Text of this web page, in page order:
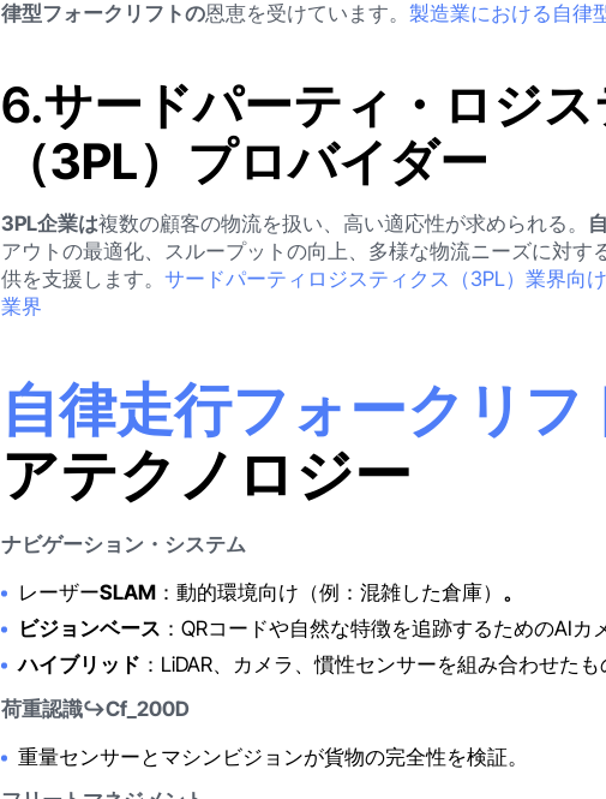
律型フォークリフトの恩恵を受けています。製造業における自律
6.サードパーティ・ロジ
（3PL）プロバイダー
3PL企業は複数の顧客の物流を扱い、高い適応性が求められる。
アウトの最適化、スループットの向上、多様な物流ニーズに対す
供を支援します。サードパーティロジスティクス（3PL）業界向
業界
自律走行フォークリフ
アテクノロジー
ナビゲーション・システム
レーザーSLAM：動的環境向け（例：混雑した倉庫） 。
ビジョンベース ：QRコードや自然な特徴を追跡するためのAIカ
ハイブリッド ：LiDAR、カメラ、慣性センサーを組み合わせたも
荷重認識↪Cf_200D
重量センサーとマシンビジョンが貨物の完全性を検証。